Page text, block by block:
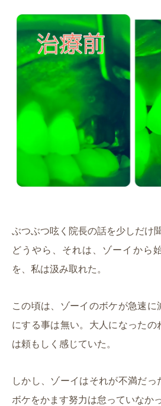
ぶつぶつ呟く院長の話を少しだけ
どうやら、それは、ゾーイから
を、私は汲み取れた。
この頃は、ゾーイのボケが急速に
にする事は無い。大人になったの
は頼もしく感じていた。
しかし、ゾーイはそれが不満だっ
ボケをかます努力は怠っていなかっ